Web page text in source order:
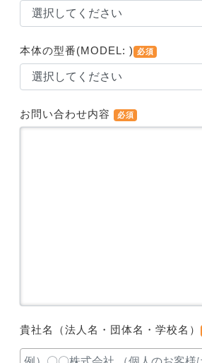
本体の型番(MODEL: ) 必須
お問い合わせ内容 必須
貴社名（法人名・団体名・学校名）